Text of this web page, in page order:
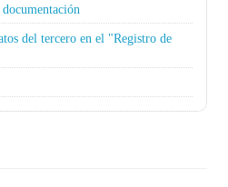
del tercero en el "Registro de